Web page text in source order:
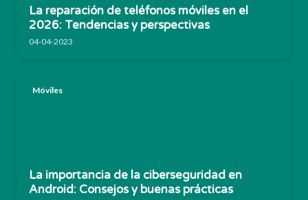
La reparación de teléfonos móviles en el
2026: Tendencias y perspectivas
04-04-2023
Móviles
La importancia de la ciberseguridad en
Android: Consejos y buenas prácticas